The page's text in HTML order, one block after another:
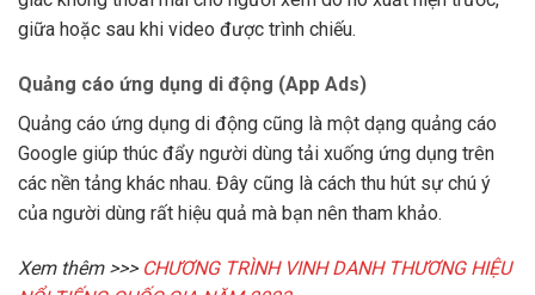
giữa hoặc sau khi video được trình chiếu.
Quảng cáo ứng dụng di động (App Ads)
Quảng cáo ứng dụng di động cũng là một dạng quảng cáo
Google giúp thúc đẩy người dùng tải xuống ứng dụng trên
các nền tảng khác nhau. Đây cũng là cách thu hút sự chú ý
của người dùng rất hiệu quả mà bạn nên tham khảo.
Xem thêm >>> CHƯƠNG TRÌNH VINH DANH THƯƠNG HIỆU